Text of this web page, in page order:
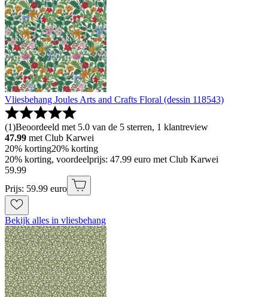
Vliesbehang Joules Arts and Crafts Floral (dessin 118543)
(1)Beoordeeld met 5.0 van de 5 sterren, 1 klantreview
47.99 met Club Karwei
20% korting20% korting
20% korting, voordeelprijs: 47.99 euro met Club Karwei
59.99
Prijs: 59.99 euro
Bekijk alles in vliesbehang